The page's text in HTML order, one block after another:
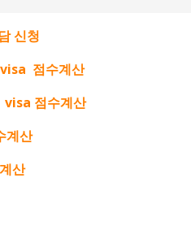
신청
점수계산
visa 점수계산
계산
산